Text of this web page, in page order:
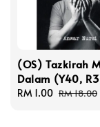
(OS) Tazkirah
Dalam (Y40,
Sale
RM 1.00 Regular
RM 18.00